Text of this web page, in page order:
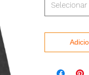
Selecionar